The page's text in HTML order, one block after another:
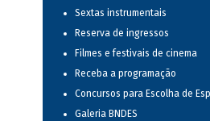
Sextas instrumentais
Reserva de ingressos
Filmes e festivais de cinema
Receba a programação
Concursos para Escolha de
Galeria BNDES